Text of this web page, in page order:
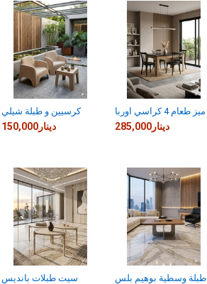
كرسيين و طبلة شيلي
150,000دينار
ميز طعام 4 كراسي اوربا
285,000دينار
سيت طبلات بانديس طبلة وسطية بوهيم بلس